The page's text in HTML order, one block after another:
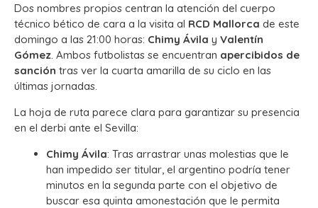
Dos nombres propios centran la atención del cuerpo
técnico bético de cara a la visita al RCD Mallorca de este
domingo a las 21:00 horas: Chimy Ávila y Valentín
Gómez. Ambos futbolistas se encuentran apercibidos de
sanción tras ver la cuarta amarilla de su ciclo en las
últimas jornadas.
La hoja de ruta parece clara para garantizar su presencia
en el derbi ante el Sevilla:
Chimy Ávila: Tras arrastrar unas molestias que le
han impedido ser titular, el argentino podría tener
minutos en la segunda parte con el objetivo de
buscar esa quinta amonestación que le permita